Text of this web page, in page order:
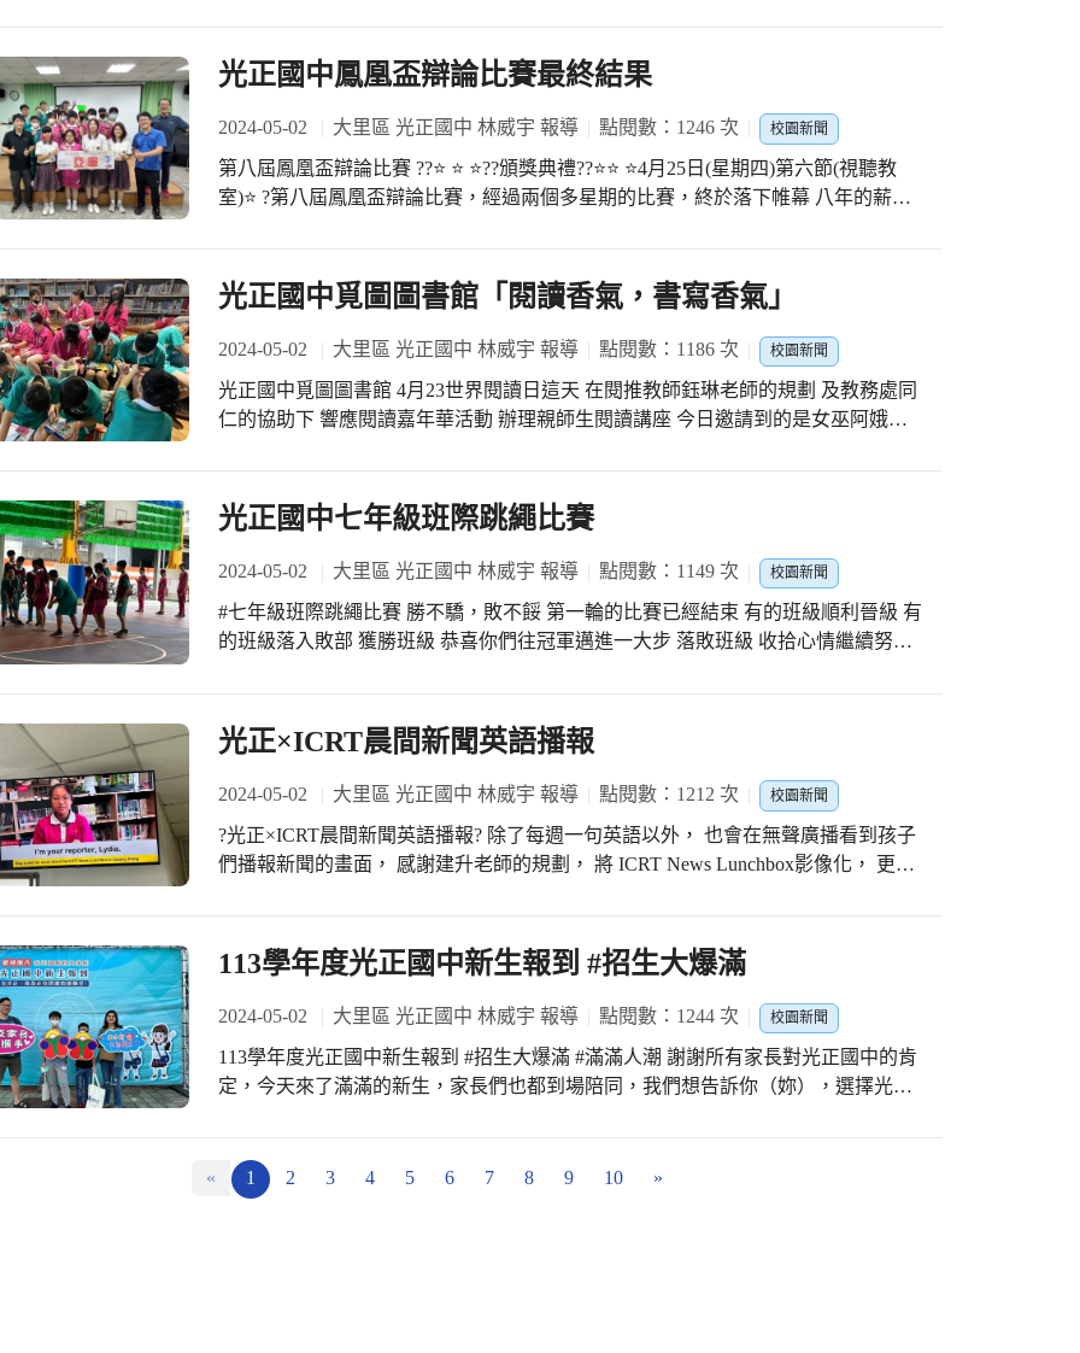
回家 星期六也要來學校練一整天 就這樣從2月一路到4月 說真的是挺累的~~ 要堅持
完成集訓的歷程、到完成比賽的洗禮 對國三的同學而言不是一件容易的事情 今年參
賽的選手共有14位 大多數的選手在集訓過程中 認真練習 面對自己作品缺失改進 但
比賽其實涵蓋的層面很廣 不是認真練習的人就一定會得獎 也希望沒有得獎的同學能
記得在這次集訓中自己付出努力爭取好成績的那種心情 以後當面對你更想追的夢時
也能用更大的力氣 去努力追夢~~~ 這應該更是技藝競賽想帶給同學的價值了~~~
中學生的問題 **再次感謝高職端老師們的技術指導 讓孩子的作品更精進 ???????? 明
慈明高中設計群糜萍萍老師
光正國中鳳凰盃辯論比賽最終結果
2024-05-02 大里區 光正國中 林威宇 報導 點閱數：1246 次 校園新聞
第八屆鳳凰盃辯論比賽 ??⭐ ⭐ ⭐??頒獎典禮??⭐⭐ ⭐4月25日(星期四)第六節(視聽教
室)⭐ ?第八屆鳳凰盃辯論比賽，經過兩個多星期的比賽，終於落下帷幕 八年的薪火
手們頒獎，頒獎嘉賓有：本校大家長 張祥宜校長、崇光國小劉名斐校長、康軒文教
事業股份有限公司副理 何英宙先生、學務主任劉彩忠主任、總務主任蔡佩勤主任 ⭐
最終成績如下： ⭐⭐八年級 ?冠軍803班?亞軍802班 ⭐⭐七年級 ?冠軍705班?亞軍709班
光正國中覓圖圖書館「閱讀香氣，書寫香氣」
2024-05-02 大里區 光正國中 林威宇 報導 點閱數：1186 次 校園新聞
光正國中覓圖圖書館 4月23世界閱讀日這天 在閱推教師鈺琳老師的規劃 及教務處同
仁的協助下 響應閱讀嘉年華活動 辦理親師生閱讀講座 今日邀請到的是女巫阿娥老
的功力 運用薰衣草的香味 讓學生轉移焦慮進入穩定狀態 學生們透過自我的感官覺
察 經由繪畫或書寫整理自己的情緒 最終理性表述完成交付任務 是自我的療瘉也是
自我的成長 #光正國中豐富學生生活 #每個孩子在光正都可以成為更好的自己 #世界
光正國中七年級班際跳繩比賽
2024-05-02 大里區 光正國中 林威宇 報導 點閱數：1149 次 校園新聞
#七年級班際跳繩比賽 勝不驕，敗不餒 第一輪的比賽已經結束 有的班級順利晉級 有
的班級落入敗部 獲勝班級 恭喜你們往冠軍邁進一大步 落敗班級 收拾心情繼續努力
光正×ICRT晨間新聞英語播報
2024-05-02 大里區 光正國中 林威宇 報導 點閱數：1212 次 校園新聞
?光正×ICRT晨間新聞英語播報? 除了每週一句英語以外， 也會在無聲廣播看到孩子
們播報新聞的畫面， 感謝建升老師的規劃， 將 ICRT News Lunchbox影像化， 更搭
113學年度光正國中新生報到 #招生大爆滿
2024-05-02 大里區 光正國中 林威宇 報導 點閱數：1244 次 校園新聞
113學年度光正國中新生報到 #招生大爆滿 #滿滿人潮 謝謝所有家長對光正國中的肯
定，今天來了滿滿的新生，家長們也都到場陪同，我們想告訴你（妳），選擇光正
得獎紀錄，讓家長更認識光正國中。 接下來新生參加智力測驗，家長們聆聽校務報
告、新生暑輔說明、資優鑑定報名，最後邀請新生家長一起參觀五星級圖書館-覓
« 1 2 3 4 5 6 7 8 9 10 »